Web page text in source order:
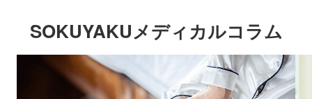
SOKUYAKUメディカルコラム